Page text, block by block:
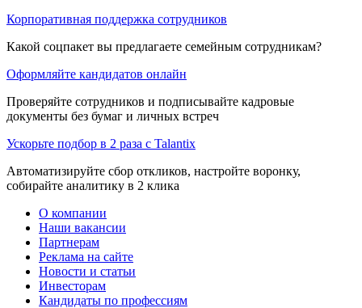
Корпоративная поддержка сотрудников
Какой соцпакет вы предлагаете семейным сотрудникам?
Оформляйте кандидатов онлайн
Проверяйте сотрудников и подписывайте кадровые
документы без бумаг и личных встреч
Ускорьте подбор в 2 раза с Talantix
Автоматизируйте сбор откликов, настройте воронку,
собирайте аналитику в 2 клика
О компании
Наши вакансии
Партнерам
Реклама на сайте
Новости и статьи
Инвесторам
Кандидаты по профессиям